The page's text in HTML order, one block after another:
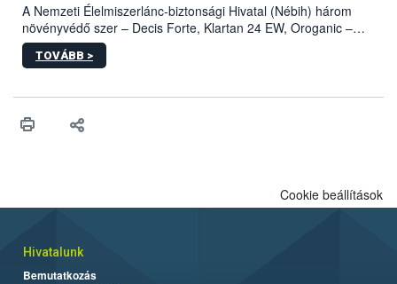
A Nemzeti Élelmiszerlánc-biztonsági Hivatal (Nébih) három
növényvédő szer – Decis Forte, Klartan 24 EW, Oroganic –
engedélyokiratát módosította, így azok a szüretet követően,
egészen a vesszőérettség (BBCH 91) stádiumáig
érésű szőlőkben is legyen lehetőség a károsító elleni további
felhasználók számára is elérhető és ökológiai termesztésben is
TOVÁBB >
Cookie beállítások
Hivatalunk
Bemutatkozás